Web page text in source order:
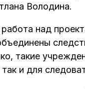
Володина.
работа над
такие
и для